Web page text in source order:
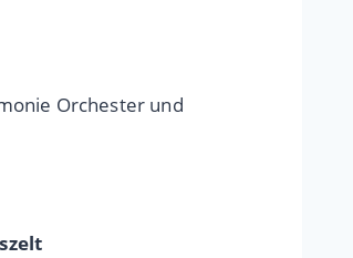
Orchester und